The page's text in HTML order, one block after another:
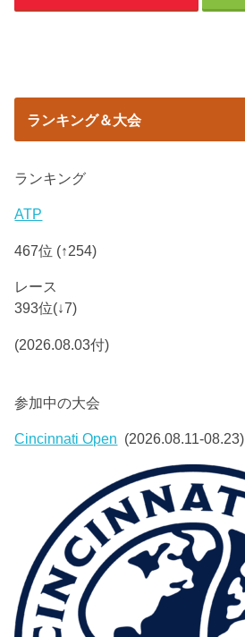
ランキング＆大会
ランキング
ATP
467位 (↑254)
レース
393位(↓7)
(2026.08.03付)
参加中の大会
Cincinnati Open (2026.08.11-08.23)